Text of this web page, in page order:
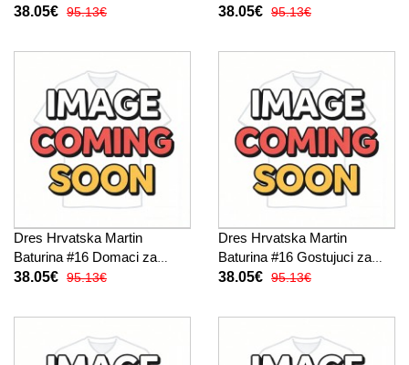
SP 2026 Kratak Rukav
38.05€ 95.13€
SP 2026 Kratak Rukav
38.05€ 95.13€
Dres Hrvatska Martin
Baturina #16 Domaci za
Žensko SP 2026 Kratak
38.05€ 95.13€
Dres Hrvatska Martin
Baturina #16 Gostujuci za
Žensko SP 2026 Kratak
38.05€ 95.13€